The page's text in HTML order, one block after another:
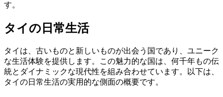
す。
タイの日常生活
タイは、古いものと新しいものが出会う国であり、ユニーク
な生活体験を提供します。この魅力的な国は、何千年もの伝
統とダイナミックな現代性を組み合わせています。以下は、
タイの日常生活の実用的な側面の概要です。